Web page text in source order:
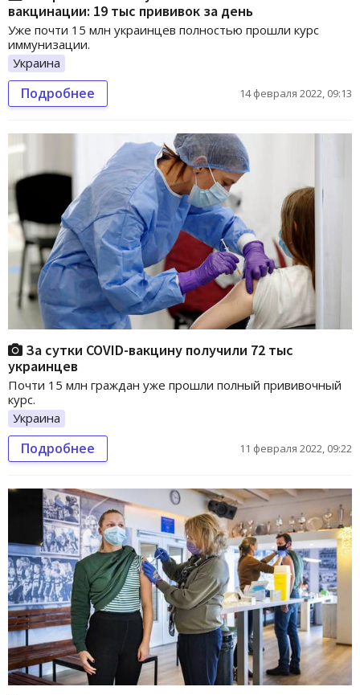
вакцинации: 19 тыс прививок за день
Уже почти 15 млн украинцев полностью прошли курс
иммунизации.
Украина
Подробнее 14 февраля 2022, 09:13
За сутки COVID-вакцину получили 72 тыс
украинцев
Почти 15 млн граждан уже прошли полный прививочный
курс.
Украина
Подробнее 11 февраля 2022, 09:22